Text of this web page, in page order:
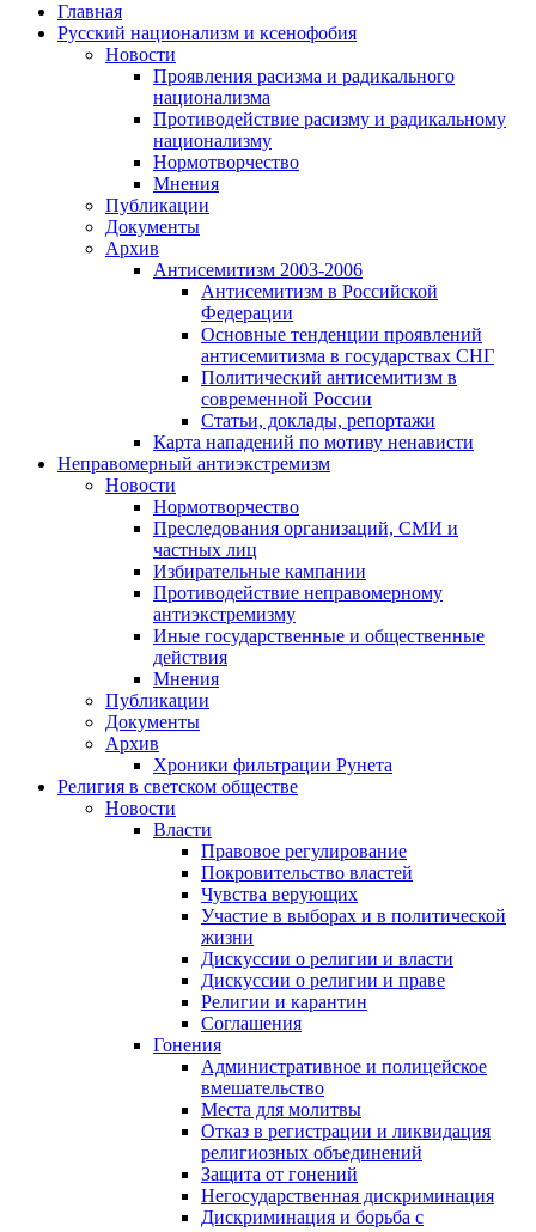
Главная
Русский национализм и ксенофобия
Новости
Проявления расизма и радикального
национализма
Противодействие расизму и радикальному
национализму
Нормотворчество
Мнения
Публикации
Документы
Архив
Антисемитизм 2003-2006
Антисемитизм в Российской
Федерации
Основные тенденции проявлений
антисемитизма в государствах СНГ
Политический антисемитизм в
современной России
Статьи, доклады, репортажи
Карта нападений по мотиву ненависти
Неправомерный антиэкстремизм
Новости
Нормотворчество
Преследования организаций, СМИ и
частных лиц
Избирательные кампании
Противодействие неправомерному
антиэкстремизму
Иные государственные и общественные
действия
Мнения
Публикации
Документы
Архив
Хроники фильтрации Рунета
Религия в светском обществе
Новости
Власти
Правовое регулирование
Покровительство властей
Чувства верующих
Участие в выборах и в политической
жизни
Дискуссии о религии и власти
Дискуссии о религии и праве
Религии и карантин
Соглашения
Гонения
Административное и полицейское
вмешательство
Места для молитвы
Отказ в регистрации и ликвидация
религиозных объединений
Защита от гонений
Негосударственная дискриминация
Дискриминация и борьба с